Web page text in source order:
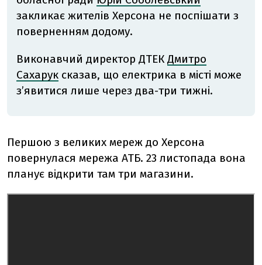
закликає жителів Херсона не поспішати з
поверненням додому.
Виконавчий директор ДТЕК Дмитро
Сахарук сказав, що електрика в місті може
зʼявитися лише через два-три тижні.
Першою з великих мереж до Херсона
повернулася мережа АТБ. 23 листопада вона
планує відкрити там три магазини.